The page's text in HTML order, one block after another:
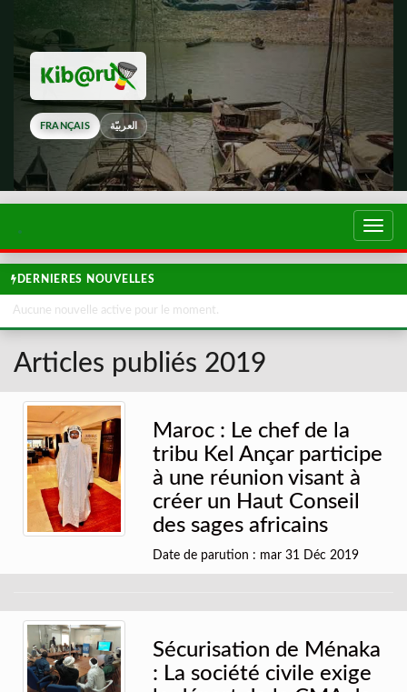
FRANÇAIS العربيّة
DERNIERES NOUVELLES
Aucune nouvelle active pour le moment.
Articles publiés 2019
Maroc : Le chef de la
tribu Kel Ançar participe
à une réunion visant à
créer un Haut Conseil
des sages africains
Date de parution : mar 31 Déc 2019
Sécurisation de Ménaka
: La société civile exige